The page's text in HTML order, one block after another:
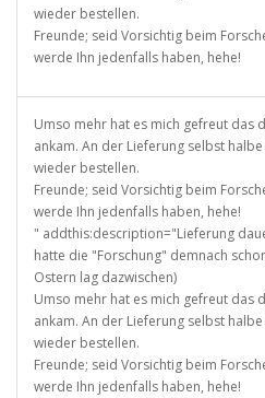
wieder bestellen.
Freunde; seid Vorsichtig beim
werde Ihn jedenfalls haben, hehe!
Umso mehr hat es mich gefreut das
ankam. An der Lieferung selbst
wieder bestellen.
Freunde; seid Vorsichtig beim
werde Ihn jedenfalls haben, hehe!
" addthis:description="Lieferung
hatte die "Forschung" demnach
Ostern lag dazwischen)
Umso mehr hat es mich gefreut das
ankam. An der Lieferung selbst
wieder bestellen.
Freunde; seid Vorsichtig beim
werde Ihn jedenfalls haben, hehe!